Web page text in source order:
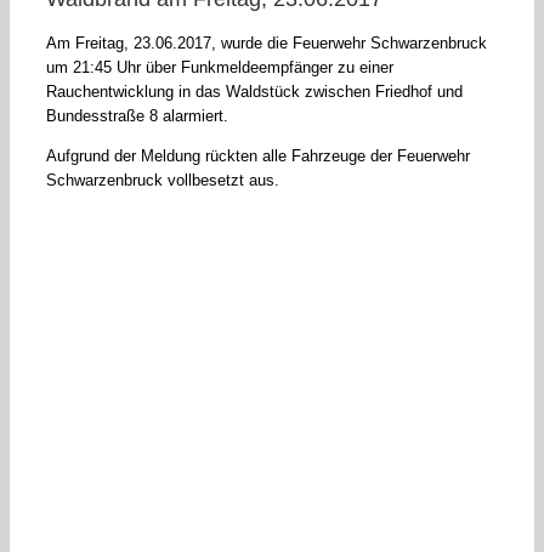
Am Freitag, 23.06.2017, wurde die Feuerwehr Schwarzenbruck
um 21:45 Uhr über Funkmeldeempfänger zu einer
Rauchentwicklung in das Waldstück zwischen Friedhof und
Bundesstraße 8 alarmiert.
Aufgrund der Meldung rückten alle Fahrzeuge der Feuerwehr
Schwarzenbruck vollbesetzt aus.